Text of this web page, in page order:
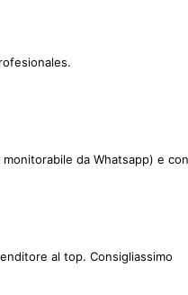
da Whatsapp) e
al top. Consigliassimo